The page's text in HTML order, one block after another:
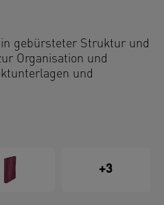
gebürsteter Struktur und
Organisation und
und
+3